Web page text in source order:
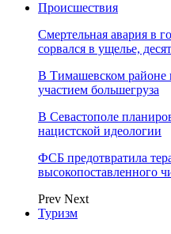
Происшествия
Смертельная авария в
сорвался в ущелье,
В Тимашевском районе
участием большегруза
В Севастополе
нацистской идеологии
ФСБ предотвратила
высокопоставленного
Prev Next
Туризм